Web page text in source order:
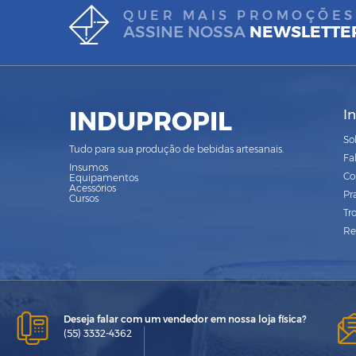
QUER MAIS
ASSINE NOSSA
INDUPROPIL
Tudo para sua produção de bebidas artesanais.
Insumos
Equipamentos
Acessórios
Cursos
Deseja falar com um vendedor em nossa loja física?
(55) 3332-4362